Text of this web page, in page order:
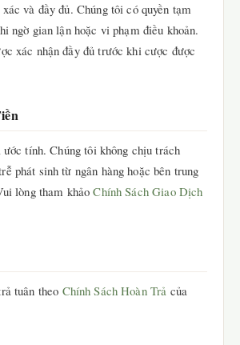
và đầy đủ. Chúng tôi có quyền tạm
ngờ gian lận hoặc vi phạm điều khoản.
xác nhận đầy đủ trước khi cược được
tính. Chúng tôi không chịu trách
phát sinh từ ngân hàng hoặc bên trung
lòng tham khảoChính Sách Giao Dịch
tuân theo Chính Sách Hoàn Trả của